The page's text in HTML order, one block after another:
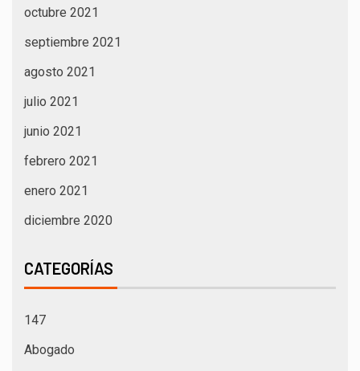
octubre 2021
septiembre 2021
agosto 2021
julio 2021
junio 2021
febrero 2021
enero 2021
diciembre 2020
CATEGORÍAS
147
Abogado